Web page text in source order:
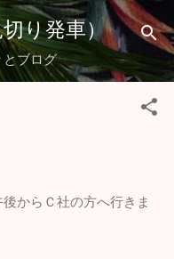
テンツに移動
り発車）
ブログ
からＣ社の方へ行きま